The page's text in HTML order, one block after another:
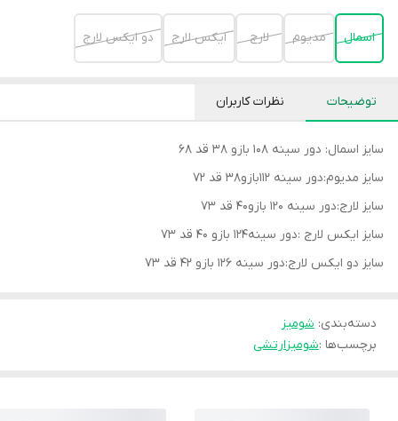
اسمال مديوم لارج ايكس لارج دو ايكس لارج
توضیحات نظرات کاربران
سایز اسمال: دور سینه 108 بازو 38 قد 68
سایز مدیوم:دور سینه 112بازو38 قد 72
سایز لارج:دور سینه 120 بازو40 قد 73
سایز ایکس لارج :دور سینه124 بازو 40 قد 73
سایز دو ایکس لارج:دور سینه 126 بازو 42 قد 73
دسته‌بندی: شوميز
برچسب‌ها :شومیزارتشی